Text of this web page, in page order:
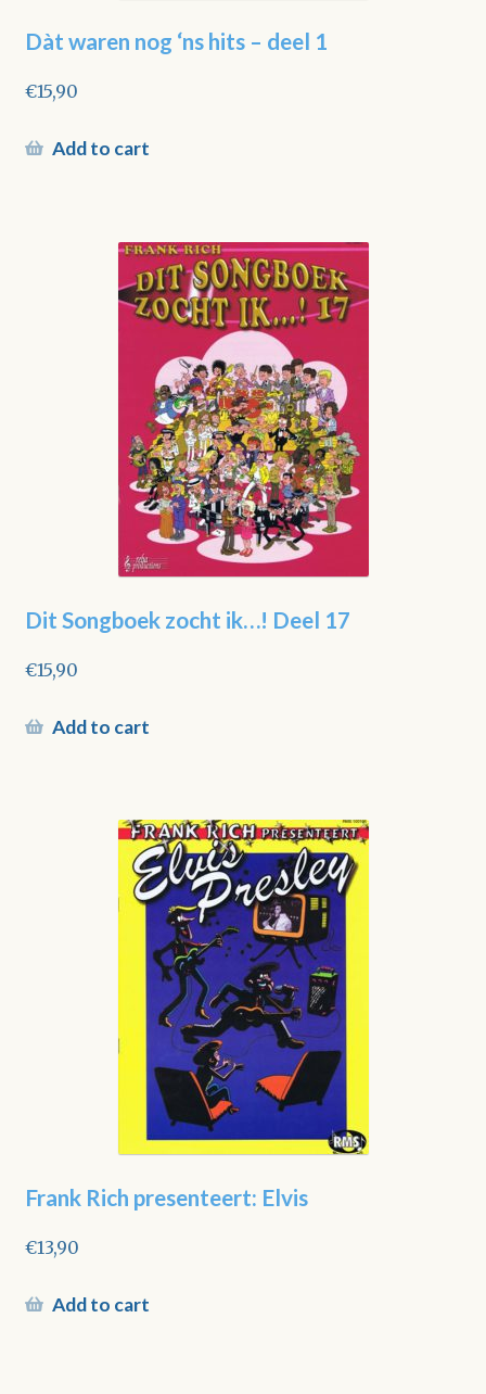
Dàt waren nog ‘ns hits – deel 1
€15,90
Add to cart
Dit Songboek zocht ik…! Deel 17
€15,90
Add to cart
Frank Rich presenteert: Elvis
€13,90
Add to cart